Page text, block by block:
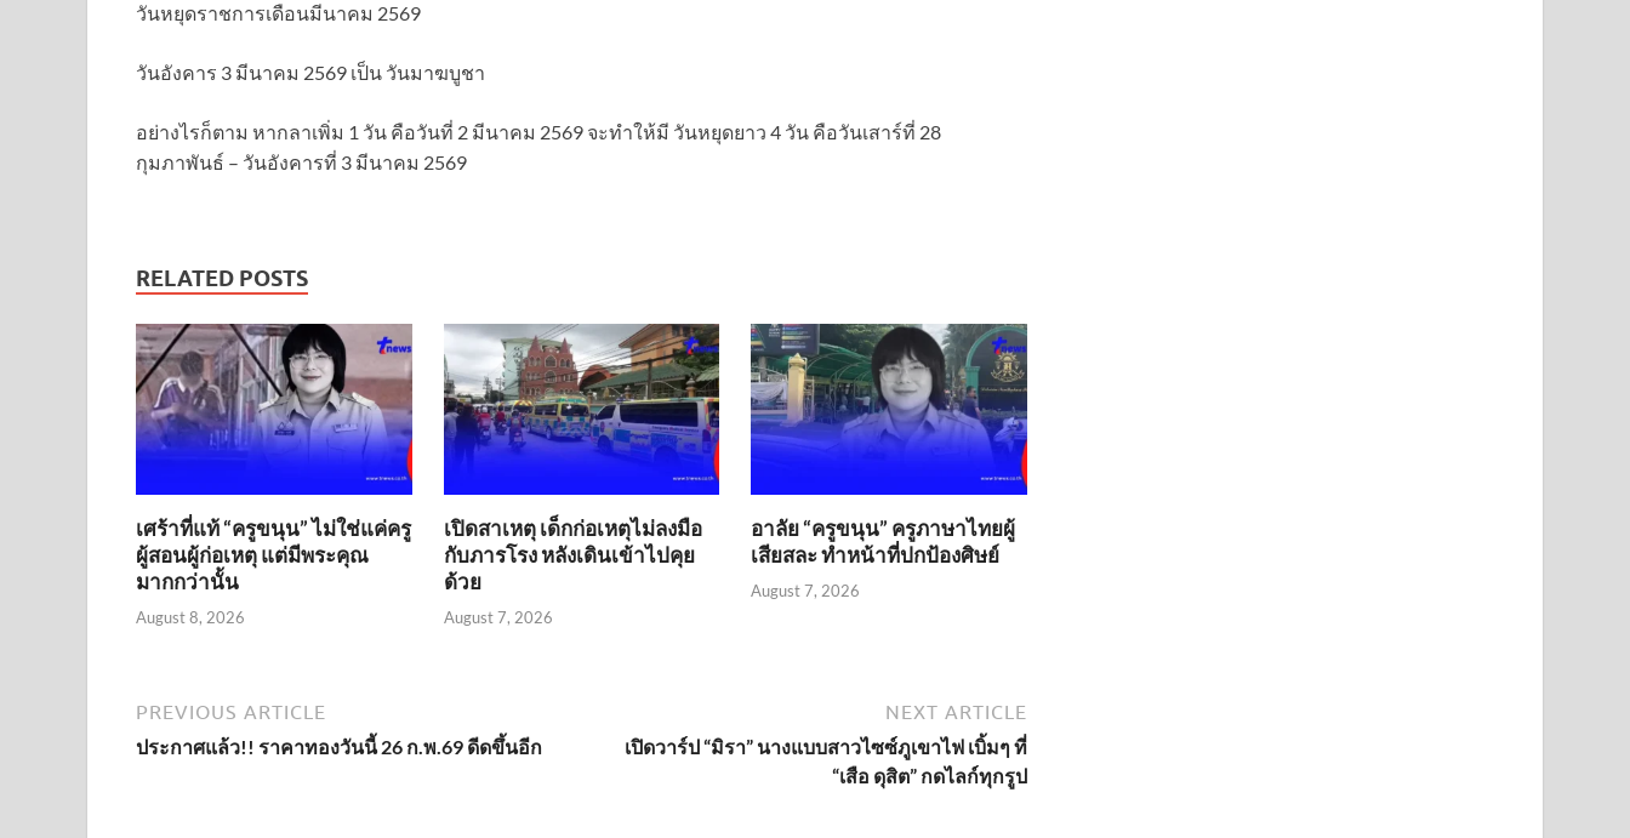
วันหยุดราชการเดือนมีนาคม 2569
วันอังคาร 3 มีนาคม 2569 เป็น วันมาฆบูชา
อย่างไรก็ตาม หากลาเพิ่ม 1 วัน คือวันที่ 2 มีนาคม 2569 จะทำให้มี วันหยุดยาว 4 วัน คือวันเสาร์ที่ 28
กุมภาพันธ์ – วันอังคารที่ 3 มีนาคม 2569
RELATED POSTS
เศร้าที่แท้ “ครูขนุน” ไม่ใช่แค่ครู
ผู้สอนผู้ก่อเหตุ แต่มีพระคุณ
มากกว่านั้น
August 8, 2026
เปิดสาเหตุ เด็กก่อเหตุไม่ลงมือ
กับภารโรง หลังเดินเข้าไปคุย
ด้วย
August 7, 2026
อาลัย “ครูขนุน” ครูภาษาไทยผู้
เสียสละ ทำหน้าที่ปกป้องศิษย์
August 7, 2026
PREVIOUS ARTICLE
ประกาศแล้ว!! ราคาทองวันนี้ 26 ก.พ.69 ดีดขึ้นอีก
NEXT ARTICLE
เปิดวาร์ป “มิรา” นางแบบสาวไซซ์ภูเขาไฟ เบิ้มๆ ที่
“เสือ ดุสิต” กดไลก์ทุกรูป